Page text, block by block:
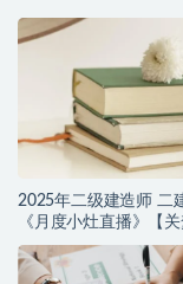
2025年二级建造师 二
《月度小灶直播》【关